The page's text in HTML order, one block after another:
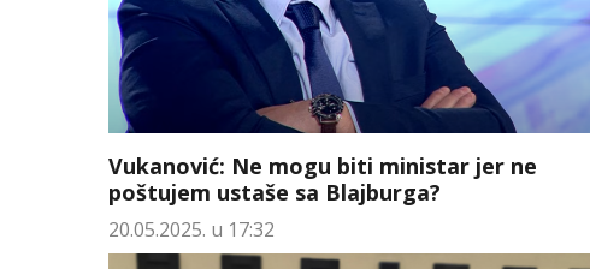
Vukanović: Ne mogu biti ministar jer ne
poštujem ustaše sa Blajburga?
20.05.2025. u 17:32